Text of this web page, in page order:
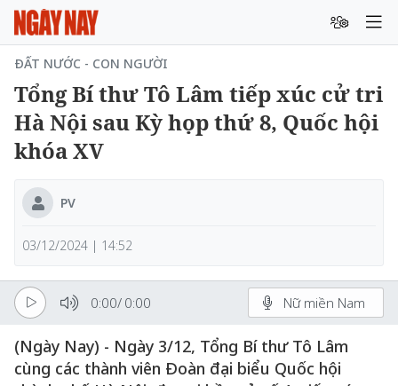
ĐẤT NƯỚC - CON NGƯỜI
Tổng Bí thư Tô Lâm tiếp xúc cử tri
Hà Nội sau Kỳ họp thứ 8, Quốc hội
khóa XV
PV
03/12/2024 | 14:52
0:00/ 0:00 Nữ miền Nam
(Ngày Nay) - Ngày 3/12, Tổng Bí thư Tô Lâm
cùng các thành viên Đoàn đại biểu Quốc hội